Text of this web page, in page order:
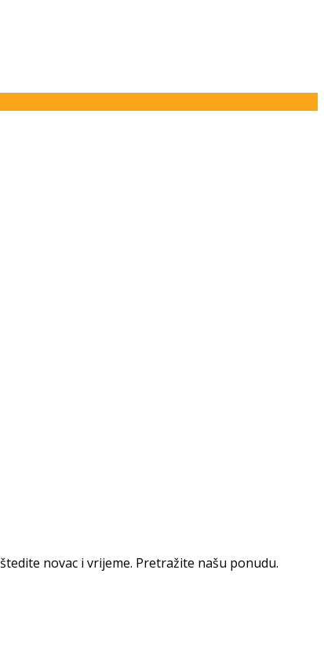
novac i vrijeme. Pretražite našu ponudu.